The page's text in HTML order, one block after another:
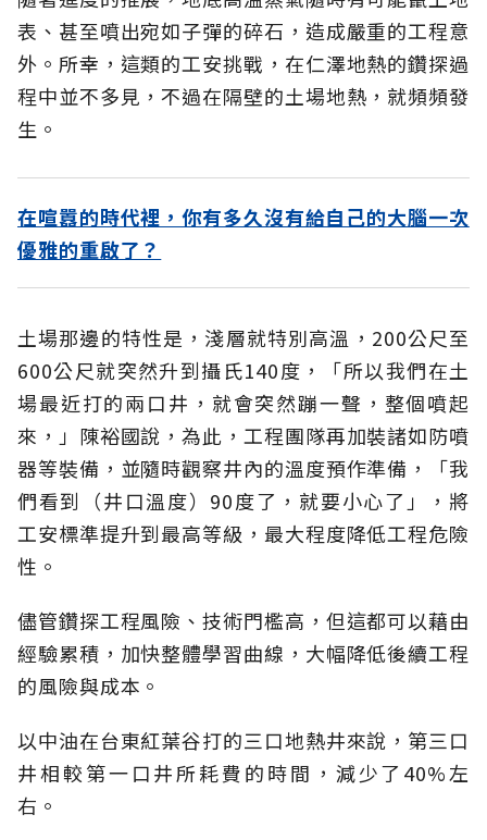
表、甚至噴出宛如子彈的碎石，造成嚴重的工程意
外。所幸，這類的工安挑戰，在仁澤地熱的鑽探過
程中並不多見，不過在隔壁的土場地熱，就頻頻發
生。
在喧囂的時代裡，你有多久沒有給自己的大腦一次
優雅的重啟了？
土場那邊的特性是，淺層就特別高溫，200公尺至
600公尺就突然升到攝氏140度，「所以我們在土
場最近打的兩口井，就會突然蹦一聲，整個噴起
來，」陳裕國說，為此，工程團隊再加裝諸如防噴
器等裝備，並隨時觀察井內的溫度預作準備，「我
們看到（井口溫度）90度了，就要小心了」，將
工安標準提升到最高等級，最大程度降低工程危險
性。
儘管鑽探工程風險、技術門檻高，但這都可以藉由
經驗累積，加快整體學習曲線，大幅降低後續工程
的風險與成本。
以中油在台東紅葉谷打的三口地熱井來說，第三口
井相較第一口井所耗費的時間，減少了40%左
右。